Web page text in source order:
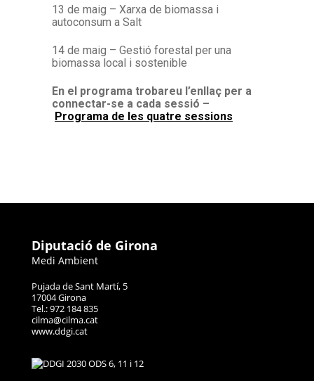
13 de maig – Xarxa de biomassa i
autoconsum a Salt
14 de maig – Gestió forestal per una
biomassa local i sostenible
En el programa trobareu l’enllaç per a
connectar-se a cada sessió –
Programa de les quatre sessions
Diputació de Girona
Medi Ambient
Pujada de Sant Martí, 5
17004 Girona
Tel.: 972 184 835
cilma@cilma.cat
www.ddgi.cat